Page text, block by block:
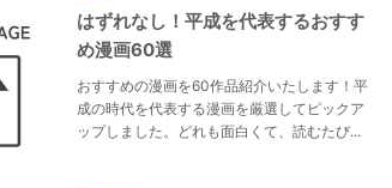
はずれなし！平成を代表するおすす
め漫画60選
おすすめの漫画を60作品紹介いたします！平
成の時代を代表する漫画を厳選してピックア
ップしました。どれも面白くて、読むたび...